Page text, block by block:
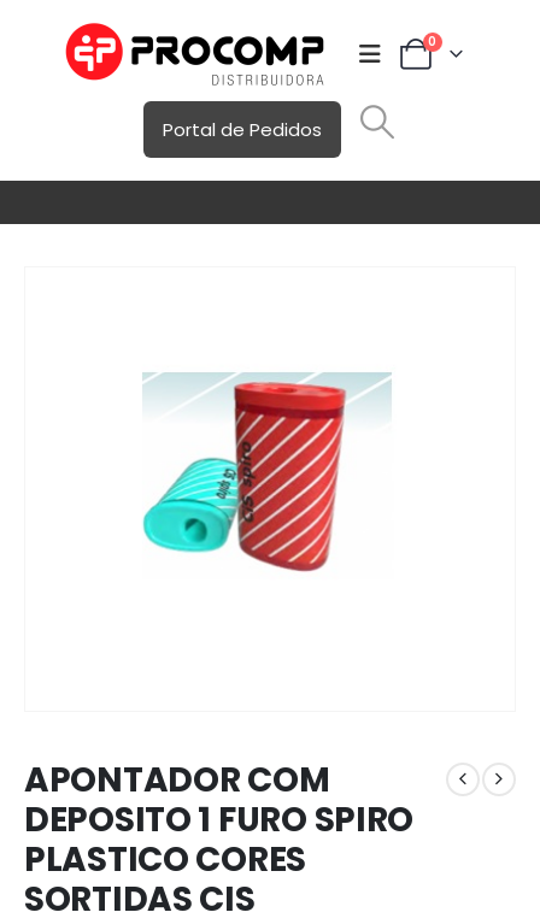
0
Portal de Pedidos
APONTADOR COM
DEPOSITO 1 FURO SPIRO
PLASTICO CORES
SORTIDAS CIS